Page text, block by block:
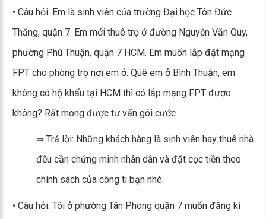
• Câu hỏi: Em là sinh viên của trường Đại học Tôn Đức
Thắng, quận 7. Em mới thuê trọ ở đường Nguyễn Văn Quy,
phường Phú Thuận, quận 7 HCM. Em muốn lắp đặt mạng
FPT cho phòng trọ nơi em ở. Quê em ở Bình Thuận, em
không có hộ khẩu tại HCM thì có lắp mạng FPT được
không? Rất mong được tư vấn gói cước
⇒ Trả lời: Những khách hàng là sinh viên hay thuê nhà
đều cần chứng minh nhân dân và đặt cọc tiền theo
chính sách của công ti bạn nhé.
• Câu hỏi: Tôi ở phường Tân Phong quận 7 muốn đăng kí